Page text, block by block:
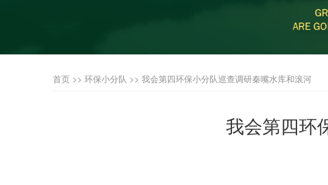
首页 >> 环保小分队 >> 我会第四环保小分队巡查调研秦嘴水库和滚河
我会第四环